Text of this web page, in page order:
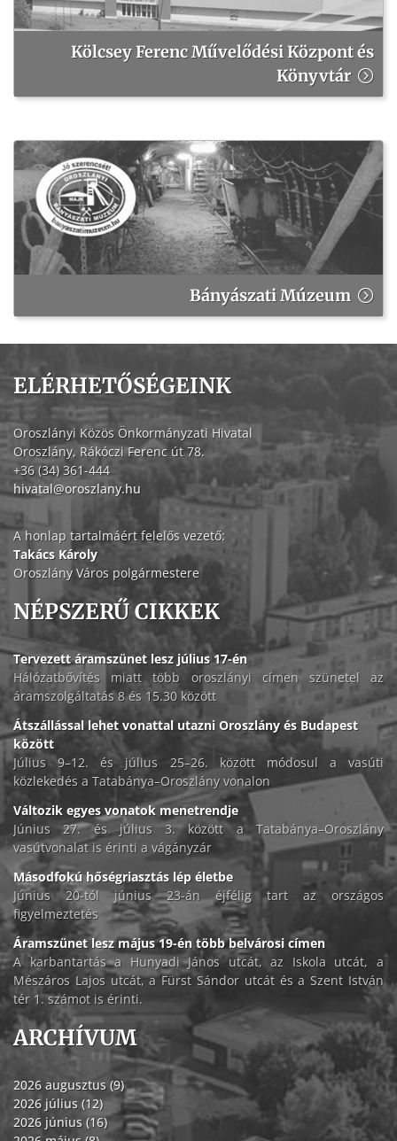
Kölcsey Ferenc Művelődési Központ és
Könyvtár
Bányászati Múzeum
ELÉRHETŐSÉGEINK
Oroszlányi Közös Önkormányzati Hivatal
Oroszlány, Rákóczi Ferenc út 78.
+36 (34) 361-444
hivatal@oroszlany.hu
A honlap tartalmáért felelős vezető:
Takács Károly
Oroszlány Város polgármestere
NÉPSZERŰ CIKKEK
Tervezett áramszünet lesz július 17-én
Hálózatbővítés miatt több oroszlányi címen szünetel az
áramszolgáltatás 8 és 15.30 között
Átszállással lehet vonattal utazni Oroszlány és Budapest
között
Július 9–12. és július 25–26. között módosul a vasúti
közlekedés a Tatabánya–Oroszlány vonalon
Változik egyes vonatok menetrendje
Június 27. és július 3. között a Tatabánya–Oroszlány
vasútvonalat is érinti a vágányzár
Másodfokú hőségriasztás lép életbe
Június 20-tól június 23-án éjfélig tart az országos
figyelmeztetés
Áramszünet lesz május 19-én több belvárosi címen
A karbantartás a Hunyadi János utcát, az Iskola utcát, a
Mészáros Lajos utcát, a Fürst Sándor utcát és a Szent István
tér 1. számot is érinti.
ARCHÍVUM
2026 augusztus (9)
2026 július (12)
2026 június (16)